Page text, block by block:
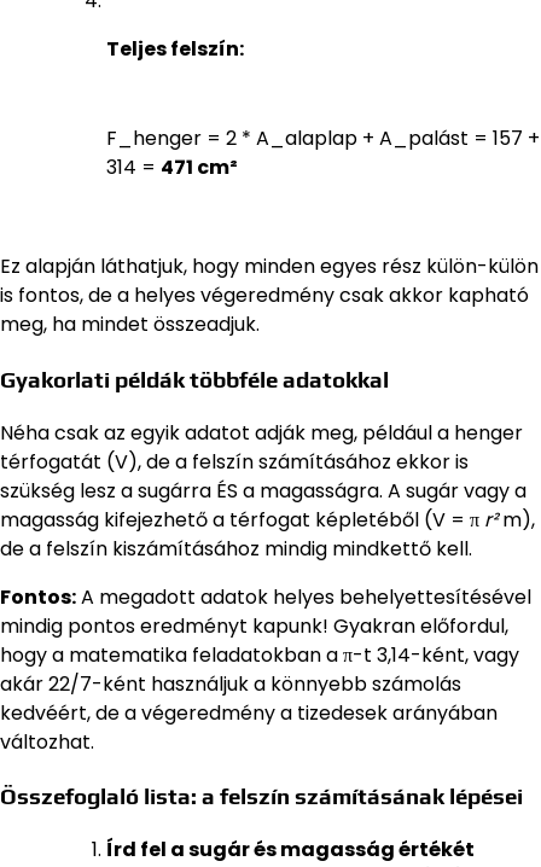
Teljes felszín:
F_henger = 2 * A_alaplap + A_palást = 157 +
314 = 471 cm²
Ez alapján láthatjuk, hogy minden egyes rész külön-külön
is fontos, de a helyes végeredmény csak akkor kapható
meg, ha mindet összeadjuk.
Gyakorlati példák többféle adatokkal
Néha csak az egyik adatot adják meg, például a henger
térfogatát (V), de a felszín számításához ekkor is
szükség lesz a sugárra ÉS a magasságra. A sugár vagy a
magasság kifejezhető a térfogat képletéből (V = π r²m),
de a felszín kiszámításához mindig mindkettő kell.
Fontos:A megadott adatok helyes behelyettesítésével
mindig pontos eredményt kapunk! Gyakran előfordul,
hogy a matematika feladatokban a π-t 3,14-ként, vagy
akár 22/7-ként használjuk a könnyebb számolás
kedvéért, de a végeredmény a tizedesek arányában
változhat.
Összefoglaló lista: a felszín számításának lépései
Írd fel a sugár és magasság értékét